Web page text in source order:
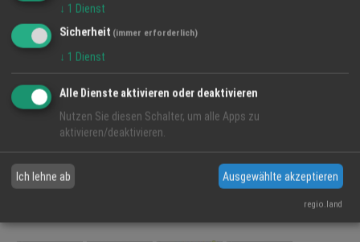
Jobs, Karriere, Beruf und Arbeitsplatz
Leihen, Leasen oder Mieten
Service rund um Elektro
↓ 1 Dienst
Sicherheit (immer erforderlich)
↓ 1 Dienst
Alle Dienste aktivieren oder deaktivieren
Nutzen Sie diesen Schalter, um alle Apps zu
aktivieren/deaktivieren.
Ich lehne ab Ausgewählte akzeptieren
regio.land